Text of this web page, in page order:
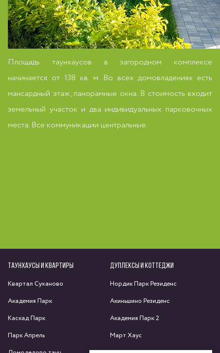
Площадь таунхаусов в загородном комплексе
начинается от 138 кв. м. Во всех домовладениях есть
мансардный этаж, панорамные окна. В стоимость входит
земельный участок и два индивидуальных парковочных
места. Все коммуникации центральные.
ТАУНХАУСЫ И КВАРТИРЫ
Квартал Суханово
Академия Парк
Каскад Парк
Парк Апрель
ДУПЛЕКСЫ И КОТТЕДЖИ
Нордик Парк Резиденс
Акиньшино Резиденс
Академия Парк 2
Март Хаус